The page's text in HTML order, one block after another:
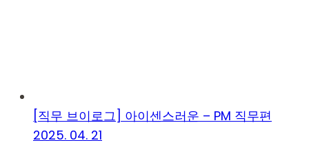
[직무 브이로그] 아이센스러운 – PM 직무편
2025. 04. 21